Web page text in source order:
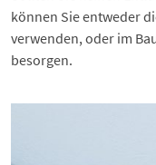
können Sie entweder
verwenden, oder im
besorgen.